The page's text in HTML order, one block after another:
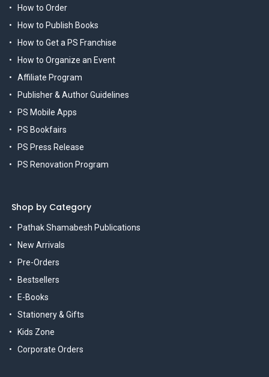
How to Order
How to Publish Books
How to Get a PS Franchise
How to Organize an Event
Affiliate Program
Publisher & Author Guidelines
PS Mobile Apps
PS Bookfairs
PS Press Release
PS Renovation Program
Shop by Category
Pathak Shamabesh Publications
New Arrivals
Pre-Orders
Bestsellers
E-Books
Stationery & Gifts
Kids Zone
Corporate Orders